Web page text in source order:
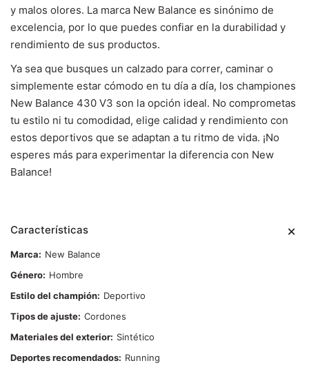
y malos olores. La marca New Balance es sinónimo de
excelencia, por lo que puedes confiar en la durabilidad y
rendimiento de sus productos.
Ya sea que busques un calzado para correr, caminar o
simplemente estar cómodo en tu día a día, los championes
New Balance 430 V3 son la opción ideal. No comprometas
tu estilo ni tu comodidad, elige calidad y rendimiento con
estos deportivos que se adaptan a tu ritmo de vida. ¡No
esperes más para experimentar la diferencia con New
Balance!
Características
Marca
New Balance
Género
Hombre
Estilo del champión
Deportivo
Tipos de ajuste Cordones
Materiales del exterior
Sintético
Deportes recomendados
Running